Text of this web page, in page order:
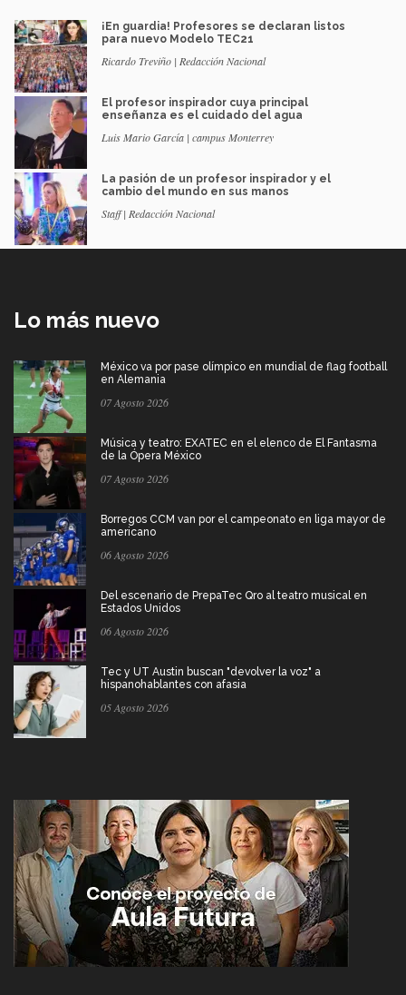
¡En guardia! Profesores se declaran listos
para nuevo Modelo TEC21
Ricardo Treviño | Redacción Nacional
El profesor inspirador cuya principal
enseñanza es el cuidado del agua
Luis Mario García | campus Monterrey
La pasión de un profesor inspirador y el
cambio del mundo en sus manos
Staff | Redacción Nacional
Lo más nuevo
México va por pase olímpico en mundial de flag football
en Alemania
07 Agosto 2026
Música y teatro: EXATEC en el elenco de El Fantasma
de la Ópera México
07 Agosto 2026
Borregos CCM van por el campeonato en liga mayor de
americano
06 Agosto 2026
Del escenario de PrepaTec Qro al teatro musical en
Estados Unidos
06 Agosto 2026
Tec y UT Austin buscan "devolver la voz" a
hispanohablantes con afasia
05 Agosto 2026